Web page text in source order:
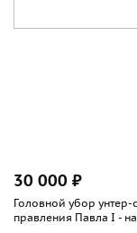
30 000 ₽
Головной убор
правления Павла I -